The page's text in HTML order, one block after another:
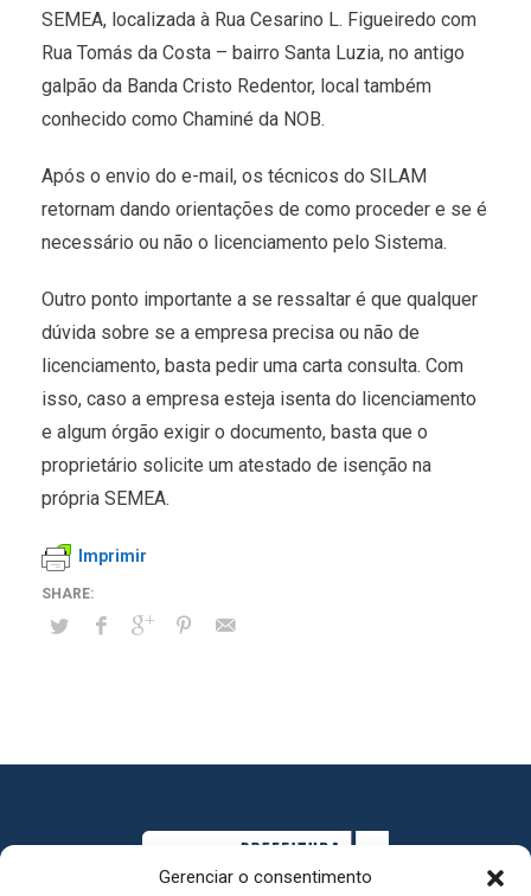
Gerenciar o consentimento
SEMEA, localizada à Rua Cesarino L. Figueiredo com
Rua Tomás da Costa – bairro Santa Luzia, no antigo
galpão da Banda Cristo Redentor, local também
conhecido como Chaminé da NOB.
Após o envio do e-mail, os técnicos do SILAM
retornam dando orientações de como proceder e se é
necessário ou não o licenciamento pelo Sistema.
Outro ponto importante a se ressaltar é que qualquer
dúvida sobre se a empresa precisa ou não de
licenciamento, basta pedir uma carta consulta. Com
isso, caso a empresa esteja isenta do licenciamento
e algum órgão exigir o documento, basta que o
proprietário solicite um atestado de isenção na
própria SEMEA.
Imprimir